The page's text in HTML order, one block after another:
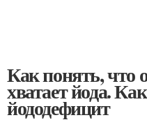
Как понять, что
хватает йода.
йододефицит